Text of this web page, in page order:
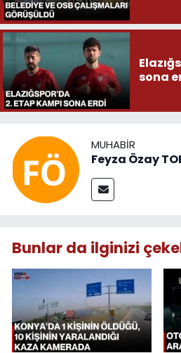
sona
MUHABIR
Feyza Özay
Bunlar da ilginizi